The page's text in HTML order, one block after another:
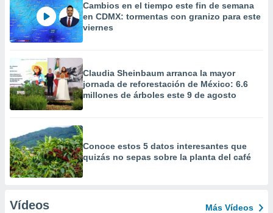
Cambios en el tiempo este fin de semana
en CDMX: tormentas con granizo para este
viernes
Claudia Sheinbaum arranca la mayor
jornada de reforestación de México: 6.6
millones de árboles este 9 de agosto
Conoce estos 5 datos interesantes que
quizás no sepas sobre la planta del café
Vídeos Más Vídeos